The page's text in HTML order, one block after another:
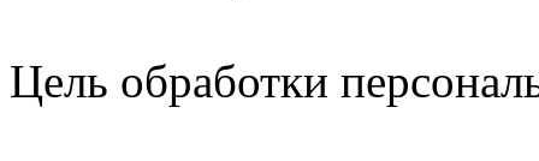
Цель обработки